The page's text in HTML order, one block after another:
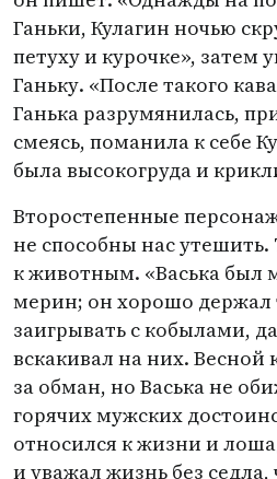
Ганьки, Кулагин ночью
петуху и курочке», затем
Ганьку. «После такого
Ганька разрумянилась,
смеясь, поманила к себе
была высокогруда и
Второстепенные
не способны нас утешить.
к животным. «Васька был
мерин; он хорошо держал
заигрывать с кобылами,
вскакивал на них. Весной
за обман, но Васька не
горячих мужских
относился к жизни и
и уважал жизнь без